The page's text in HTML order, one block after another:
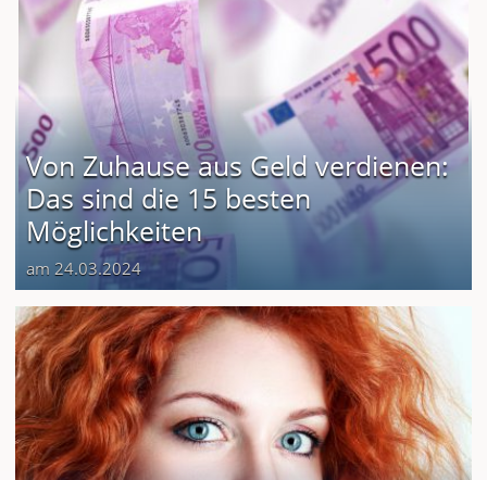
Von Zuhause aus Geld verdienen:
Das sind die 15 besten
Möglichkeiten
am 24.03.2024